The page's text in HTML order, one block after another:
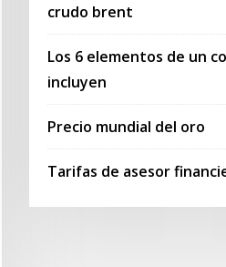
crudo brent
Los 6 elementos de un
incluyen
Precio mundial del oro
Tarifas de asesor